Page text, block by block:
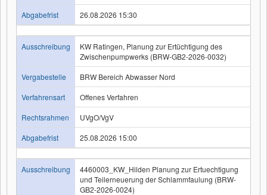
Abgabefrist
26.08.2026 15:30
Ausschreibung
KW Ratingen, Planung zur Ertüchtigung des
Zwischenpumpwerks (BRW-GB2-2026-0032)
Vergabestelle
BRW Bereich Abwasser Nord
Verfahrensart
Offenes Verfahren
Rechtsrahmen
UVgO/VgV
Abgabefrist
25.08.2026 15:00
Ausschreibung
4460003_KW_Hilden Planung zur Ertuechtigung
und Teilerneuerung der Schlammfaulung (BRW-
GB2-2026-0024)